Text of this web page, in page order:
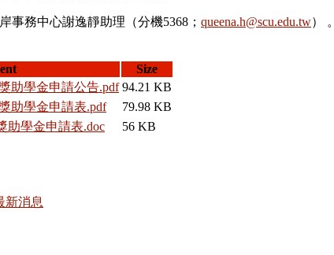
事務中心謝逸靜助理（分機5368； queena.h@scu.edu.tw） 。
Size
助學金申請公告.pdf 94.21 KB
助學金申請表.pdf
79.98 KB
助學金申請表.doc
56 KB
新消息